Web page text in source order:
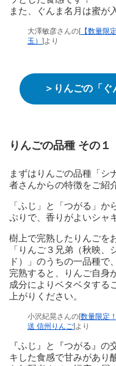
また、ぐんま名月は蜜が
大澤敏彦さんの[【数量限
玉） ]より
＞りんごの「 ぐ
りんごの品種 その１
まずはりんごの品種「シ
者さんからの特徴をご紹
「ふじ」と「つがる」
ぷりで、香りがよいシャ
樹上で完熟したりんごを
「りんご３兄弟（秋映
ド）」のうちの一品種で
完熟すると、りんご自身
成分によりベタベタする
上がりください。
小沢紀晃さんの[数量限定
送 信州りんご]より
『ふじ』と『つがる』
キした食感で甘みがあり